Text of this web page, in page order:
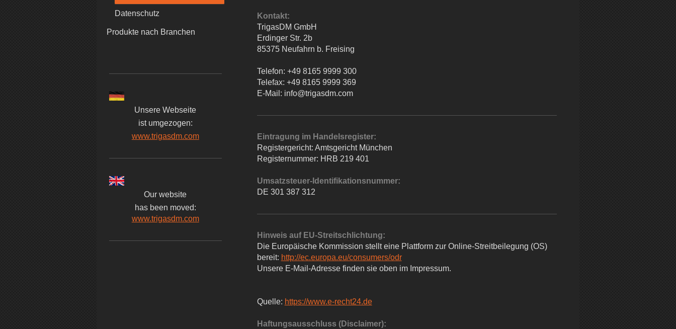
Kontakt:
TrigasDM GmbH
Erdinger Str. 2b
85375 Neufahrn b. Freising
Telefon: +49 8165 9999 300
Telefax: +49 8165 9999 369
E-Mail: info@trigasdm.com
Eintragung im Handelsregister:
Registergericht: Amtsgericht München
Registernummer: HRB 219 401
Umsatzsteuer-Identifikationsnummer:
DE 301 387 312
Hinweis auf EU-Streitschlichtung:
Die Europäische Kommission stellt eine Plattform zur Online-Streitbeilegung (OS)
bereit: http://ec.europa.eu/consumers/odr
Unsere E-Mail-Adresse finden sie oben im Impressum.
Quelle: https://www.e-recht24.de
Haftungsausschluss (Disclaimer):
Datenschutz
Produkte nach Branchen
Unsere Webseite
ist umgezogen:
www.trigasdm.com
Our website
has been moved:
www.trigasdm.com